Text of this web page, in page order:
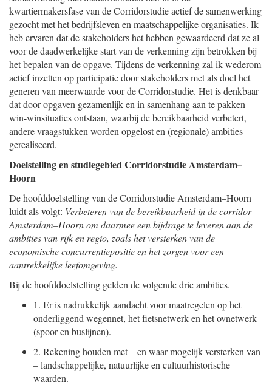
kwartiermakersfase van de Corridorstudie actief de samenwerking
gezocht met het bedrijfsleven en maatschappelijke organisaties. Ik
heb ervaren dat de stakeholders het hebben gewaardeerd dat ze al
voor de daadwerkelijke start van de verkenning zijn betrokken bij
het bepalen van de opgave. Tijdens de verkenning zal ik wederom
actief inzetten op participatie door stakeholders met als doel het
generen van meerwaarde voor de Corridorstudie. Het is denkbaar
dat door opgaven gezamenlijk en in samenhang aan te pakken
win-winsituaties ontstaan, waarbij de bereikbaarheid verbetert,
andere vraagstukken worden opgelost en (regionale) ambities
gerealiseerd.
Doelstelling en studiegebied Corridorstudie Amsterdam–
Hoorn
De hoofddoelstelling van de Corridorstudie Amsterdam–Hoorn
luidt als volgt: Verbeteren van de bereikbaarheid in de corridor
Amsterdam–Hoorn om daarmee een bijdrage te leveren aan de
ambities van rijk en regio, zoals het versterken van de
economische concurrentiepositie en het zorgen voor een
aantrekkelijke leefomgeving.
Bij de hoofddoelstelling gelden de volgende drie ambities.
1. Er is nadrukkelijk aandacht voor maatregelen op het
onderliggend wegennet, het fietsnetwerk en het ovnetwerk
(spoor en buslijnen).
2. Rekening houden met – en waar mogelijk versterken van
– landschappelijke, natuurlijke en cultuurhistorische
waarden.